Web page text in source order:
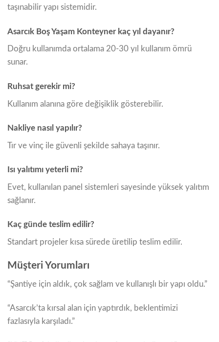
taşınabilir yapı sistemidir.
Asarcık Boş Yaşam Konteyner kaç yıl dayanır?
Doğru kullanımda ortalama 20-30 yıl kullanım ömrü
sunar.
Ruhsat gerekir mi?
Kullanım alanına göre değişiklik gösterebilir.
Nakliye nasıl yapılır?
Tır ve vinç ile güvenli şekilde sahaya taşınır.
Isı yalıtımı yeterli mi?
Evet, kullanılan panel sistemleri sayesinde yüksek yalıtım
sağlanır.
Kaç günde teslim edilir?
Standart projeler kısa sürede üretilip teslim edilir.
Müşteri Yorumları
“Şantiye için aldık, çok sağlam ve kullanışlı bir yapı oldu.”
“Asarcık’ta kırsal alan için yaptırdık, beklentimizi
fazlasıyla karşıladı.”